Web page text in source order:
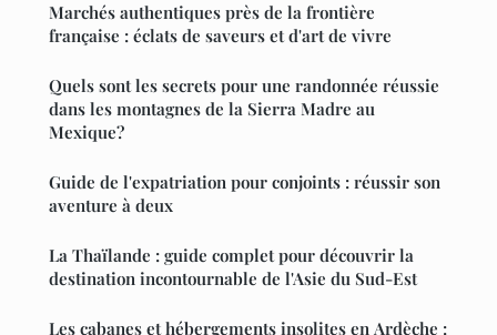
Marchés authentiques près de la frontière
française : éclats de saveurs et d'art de vivre
Quels sont les secrets pour une randonnée réussie
dans les montagnes de la Sierra Madre au
Mexique?
Guide de l'expatriation pour conjoints : réussir son
aventure à deux
La Thaïlande : guide complet pour découvrir la
destination incontournable de l'Asie du Sud-Est
Les cabanes et hébergements insolites en Ardèche :